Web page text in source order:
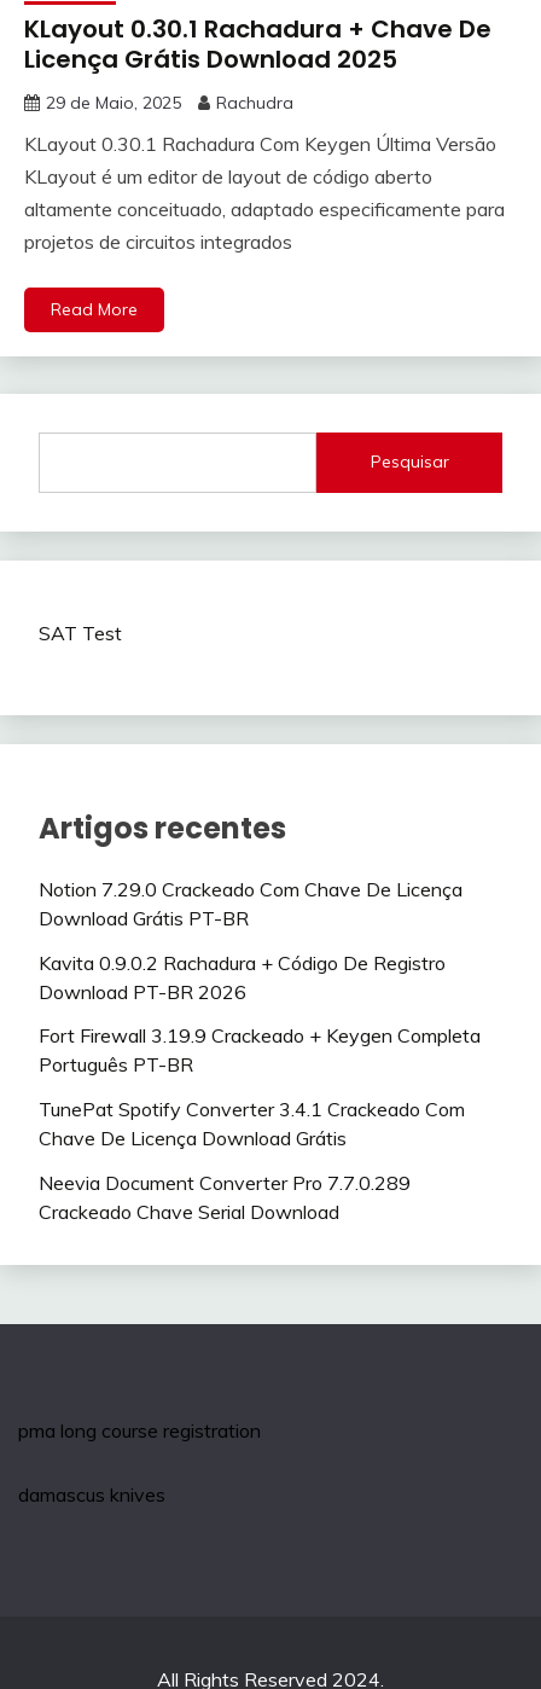
KLayout 0.30.1 Rachadura + Chave De
Licença Grátis Download 2025
29 de Maio, 2025 Rachudra
KLayout 0.30.1 Rachadura Com Keygen Última Versão
KLayout é um editor de layout de código aberto
altamente conceituado, adaptado especificamente para
projetos de circuitos integrados
Read More
Pesquisar
SAT Test
Artigos recentes
Notion 7.29.0 Crackeado Com Chave De Licença
Download Grátis PT-BR
Kavita 0.9.0.2 Rachadura + Código De Registro
Download PT-BR 2026
Fort Firewall 3.19.9 Crackeado + Keygen Completa
Português PT-BR
TunePat Spotify Converter 3.4.1 Crackeado Com
Chave De Licença Download Grátis
Neevia Document Converter Pro 7.7.0.289
Crackeado Chave Serial Download
pma long course registration
damascus knives
All Rights Reserved 2024.